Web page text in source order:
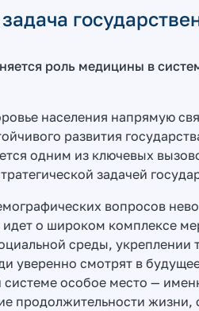
роль медицины в
населения напрямую
развития
одним из ключевых
задачей
вопросов
идет о широком комплексе
среды, укреплении
уверенно смотрят в
особое место —
продолжительности жизни,